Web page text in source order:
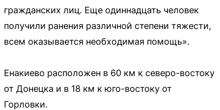
гражданских лиц. Еще одиннадцать человек
получили ранения различной степени тяжести,
всем оказывается необходимая помощь».
Енакиево расположен в 60 км к северо-востоку
от Донецка и в 18 км к юго-востоку от
Горловки.